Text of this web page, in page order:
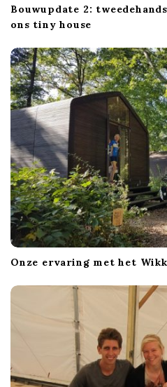
Bouwupdate 2:
ons tiny house
Onze ervaring met het